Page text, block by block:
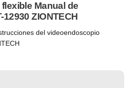
Manual de
ZIONTECH
del videoendoscopio